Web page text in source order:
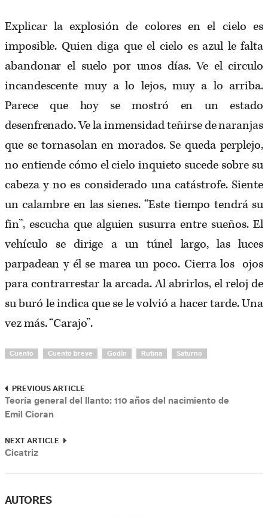
Explicar la explosión de colores en el cielo es
imposible. Quien diga que el cielo es azul le falta
abandonar el suelo por unos días. Ve el circulo
incandescente muy a lo lejos, muy a lo arriba.
Parece que hoy se mostró en un estado
desenfrenado. Ve la inmensidad teñirse de naranjas
que se tornasolan en morados. Se queda perplejo,
no entiende cómo el cielo inquieto sucede sobre su
cabeza y no es considerado una catástrofe. Siente
un calambre en las sienes. “Este tiempo tendrá su
fin”, escucha que alguien susurra entre sueños. El
vehículo se dirige a un túnel largo, las luces
parpadean y él se marea un poco. Cierra los ojos
para contrarrestar la arcada. Al abrirlos, el reloj de
su buró le indica que se le volvió a hacer tarde. Una
vez más. “Carajo”.
Cuento Cuento breve Godín Rutina Saturno
PREVIOUS ARTICLE
Teoría general del llanto: 110 años del nacimiento de
Emil Cioran
NEXT ARTICLE
Cicatriz
AUTORES